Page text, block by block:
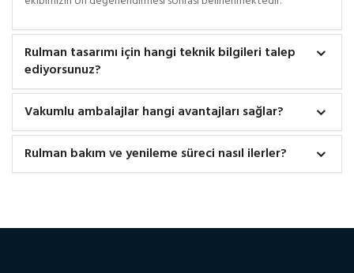
Rulman tasarımı için hangi teknik bilgileri talep
ediyorsunuz?
Vakumlu ambalajlar hangi avantajları sağlar?
Rulman bakım ve yenileme süreci nasıl ilerler?